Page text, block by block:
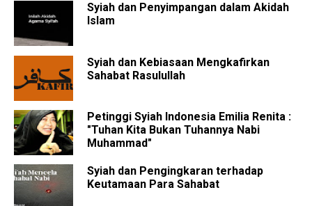
Syiah dan Penyimpangan dalam Akidah
Islam
Syiah dan Kebiasaan Mengkafirkan
Sahabat Rasulullah
Petinggi Syiah Indonesia Emilia Renita :
"Tuhan Kita Bukan Tuhannya Nabi
Muhammad"
Syiah dan Pengingkaran terhadap
Keutamaan Para Sahabat